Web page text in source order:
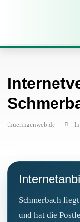
thueringenweb.de
Schmerbach
und hat die